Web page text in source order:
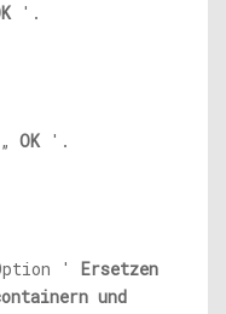
'.
OK'.
' Ersetzen
und